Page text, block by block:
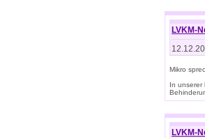
LVKM-
Mikro
In unserer
LVKM-